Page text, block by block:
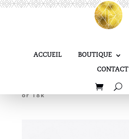
ACCUEIL BOUTIQUE
CONTACT
Collier & Sautoir
or 18k